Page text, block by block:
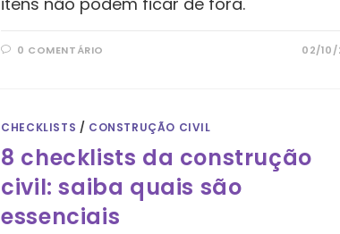
0 COMENTÁRIO 02/10/
CHECKLISTS / CONSTRUÇÃO CIVIL
8 checklists da construção
civil: saiba quais são
essenciais